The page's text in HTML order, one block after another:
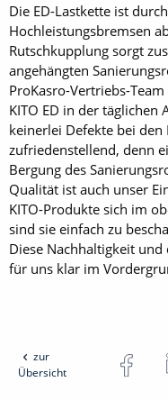
Die ED-Lastkette ist
Hochleistungsbremsen
Rutschkupplung sorgt
angehängten
ProKasro-Vertriebs-
KITO ED in der täglichen
keinerlei Defekte bei den
zufriedenstellend, denn
Bergung des
Qualität ist auch unser
KITO-Produkte sich im
sind sie einfach zu
Diese Nachhaltigkeit
für uns klar im
zur
Übersicht